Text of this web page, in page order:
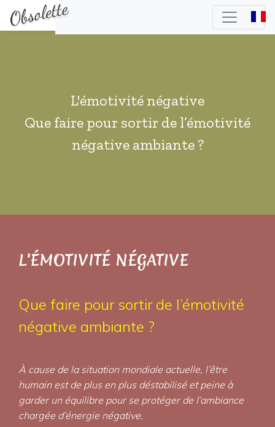
L'émotivité négative
Que faire pour sortir de l’émotivité
négative ambiante ?
L'ÉMOTIVITÉ NÉGATIVE
Que faire pour sortir de l’émotivité
négative ambiante ?
À cause de la situation mondiale actuelle, l’être
humain est de plus en plus déstabilisé et peine à
garder un équilibre pour se protéger de l’ambiance
chargée d’énergie négative.